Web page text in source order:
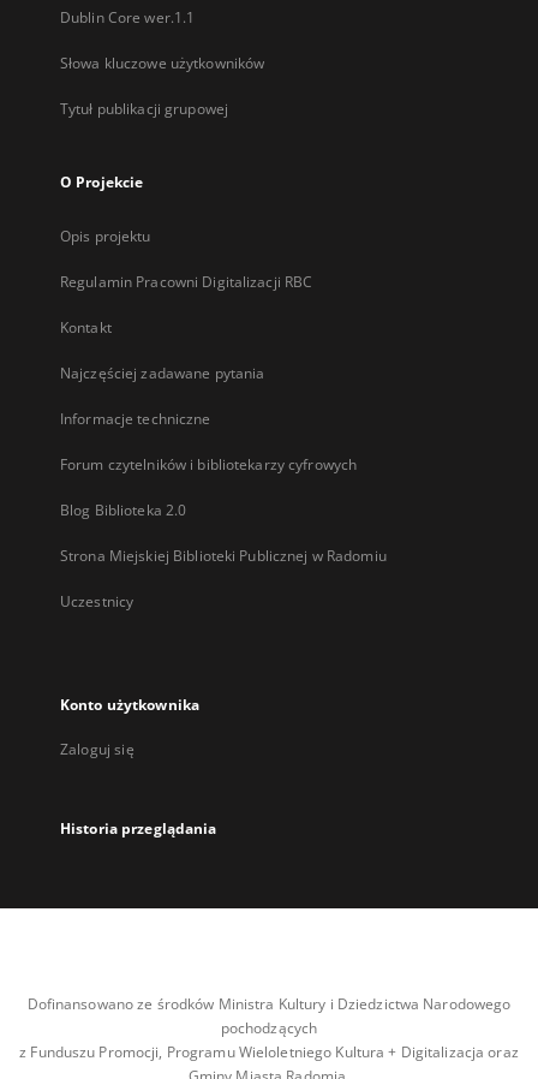
Dublin Core wer.1.1
Słowa kluczowe użytkowników
Tytuł publikacji grupowej
O Projekcie
Opis projektu
Regulamin Pracowni Digitalizacji RBC
Kontakt
Najczęściej zadawane pytania
Informacje techniczne
Forum czytelników i bibliotekarzy cyfrowych
Blog Biblioteka 2.0
Strona Miejskiej Biblioteki Publicznej w Radomiu
Uczestnicy
Konto użytkownika
Zaloguj się
Historia przeglądania
Dofinansowano ze środków Ministra Kultury i Dziedzictwa Narodowego
pochodzących
z Funduszu Promocji, Programu Wieloletniego Kultura + Digitalizacja oraz